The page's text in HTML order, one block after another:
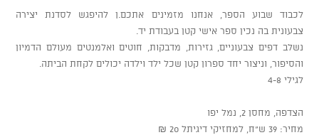
לכבוד שבוע הספר, אנחנו מזמינים אתכם.ן להיפגש לסדנת יצירה
צבעונית בה נכין ספר אישי קטן בעבודת יד.
נשלב דפים צבעוניים, גזירות, מדבקות, חוטים ואלמנטים מעולם הדמיון
והסיפור, וניצור יחד ספרון קטן שכל ילד וילדה יכולים לקחת הביתה.
לגילי 4-8
הצדפה, מחסן 2, נמל יפו
מחיר: 39 ש"ח, למחזיקי דיגיתל 20 ₪